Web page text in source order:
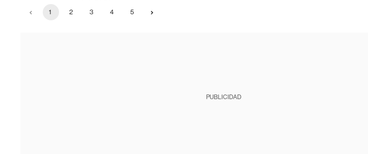
1 2 3 4 5
PUBLICIDAD